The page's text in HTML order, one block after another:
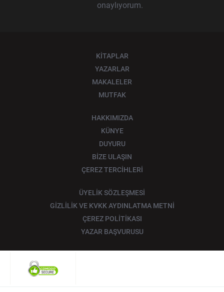
onaylıyorum.
KİTAPLAR
YAZARLAR
MAKALELER
MUTFAK
HAKKIMIZDA
KÜNYE
DUYURU
BİZE ULAŞIN
ÇEREZ TERCİHLERİ
ÜYELİK SÖZLEŞMESİ
GİZLİLİK VE KVKK AYDINLATMA METNİ
ÇEREZ POLİTİKASI
YAZAR BAŞVURUSU